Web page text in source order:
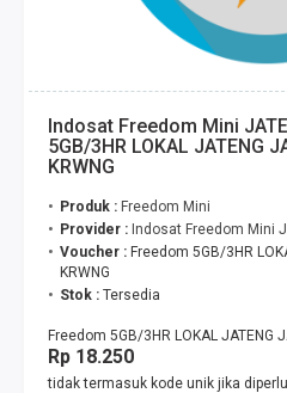
Indosat Freedom Mini
5GB/3HR LOKAL JATENG
KRWNG
Produk : Freedom Mini
Provider : Indosat Freedom Mini
Voucher : Freedom 5GB/3HR
KRWNG
Stok : Tersedia
Freedom 5GB/3HR LOKAL JATENG
Rp 18.250
tidak termasuk kode unik jika